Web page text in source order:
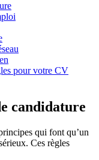
pour votre CV
candidature
qui font qu’un
Ces règles